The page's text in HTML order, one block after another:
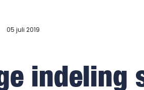
05 juli 2019
indeling